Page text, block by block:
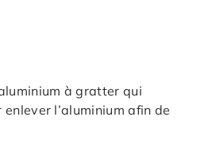
à gratter qui
l’aluminium afin de